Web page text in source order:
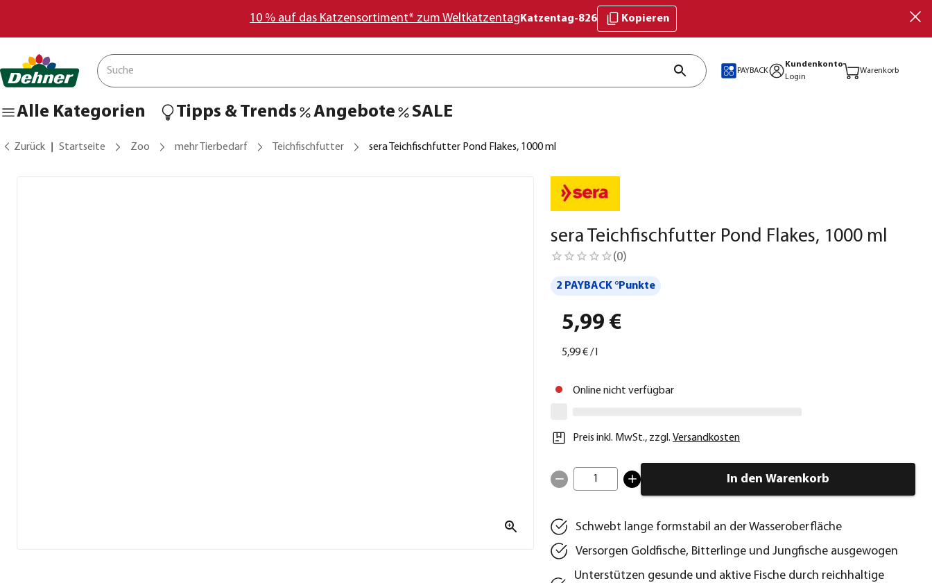
10 % auf das Katzensortiment* zum Weltkatzentag Katzentag-826 Kopieren
PAYBACK
Kundenkonto
Login
Warenkorb
Alle Kategorien Tipps & Trends Angebote SALE
Zurück Startseite Zoo mehr Tierbedarf Teichfischfutter sera Teichfischfutter Pond Flakes, 1000 ml
sera Teichfischfutter Pond Flakes, 1000 ml
(0)
2 PAYBACK °Punkte
5,99 €
5,99 €/
Online nicht verfügbar
Preis inkl. MwSt., zzgl. Versandkosten
1 In den Warenkorb
Schwebt lange formstabil an der Wasseroberfläche
Versorgen Goldfische, Bitterlinge und Jungfische ausgewogen
Unterstützen gesunde und aktive Fische durch reichhaltige